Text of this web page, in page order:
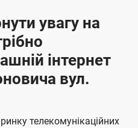
увагу на
інтернет
вул.
телекомунікаційних